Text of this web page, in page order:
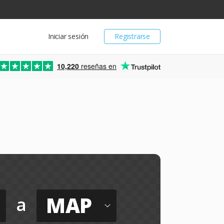
Registrarse
Iniciar sesión
10,220 reseñas en
a MAP